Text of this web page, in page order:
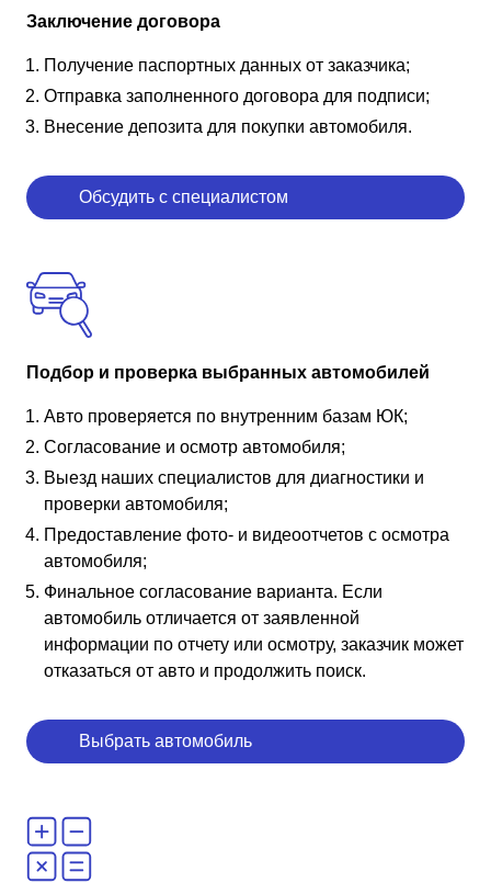
Заключение договора
Получение паспортных данных от заказчика;
Отправка заполненного договора для подписи;
Внесение депозита для покупки автомобиля.
Обсудить с специалистом
Подбор и проверка выбранных автомобилей
Авто проверяется по внутренним базам ЮК;
Согласование и осмотр автомобиля;
Выезд наших специалистов для диагностики и
проверки автомобиля;
Предоставление фото- и видеоотчетов с осмотра
автомобиля;
Финальное согласование варианта. Если
автомобиль отличается от заявленной
информации по отчету или осмотру, заказчик может
отказаться от авто и продолжить поиск.
Выбрать автомобиль